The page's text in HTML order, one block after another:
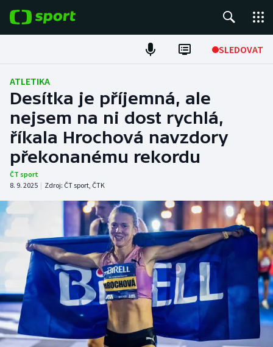
SLEDOVAT
Fotbal
Hokej
Tenis
Atletika
Americký fotbal
Baseball a softbal
Basketbal
Biatlon
NEPŘEHLÉDNĚTE
Soutěže
Historické návraty
Aplikace ČT sport
ATLETIKA
Desítka je příjemná, ale
nejsem na ni dost rychlá,
říkala Hrochová navzdory
překonanému rekordu
ČT sport
8. 9. 2025 | Zdroj: ČT sport, ČTK